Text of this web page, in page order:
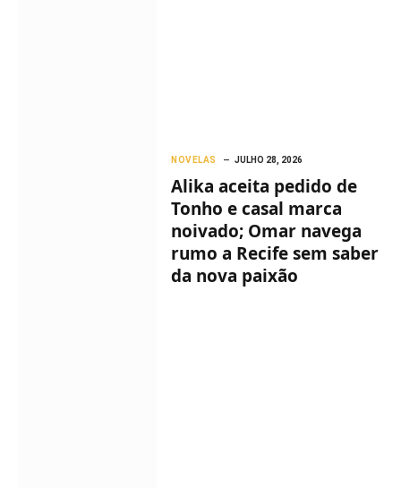
NOVELAS JULHO 28, 2026
Alika aceita pedido de
Tonho e casal marca
noivado; Omar navega
rumo a Recife sem saber
da nova paixão